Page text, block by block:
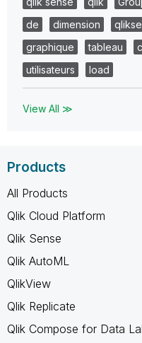
de
dimension
graphique
tableau
utilisateurs
load
View All ≫
Products
All Products
Qlik Cloud Platform
Qlik Sense
Qlik AutoML
QlikView
Qlik Replicate
Qlik Compose for Data